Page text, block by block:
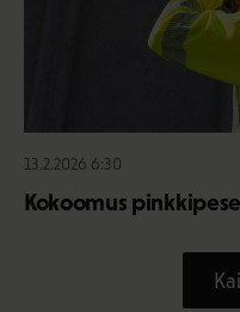
13.2.2026 6:30
Kokoomus